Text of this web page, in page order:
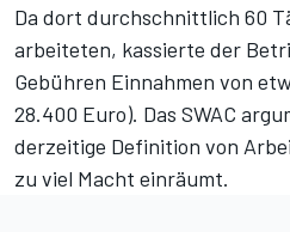
Da dort durchschnittlich 60
arbeiteten, kassierte der
Gebühren Einnahmen von
28.400 Euro). Das SWAC
derzeitige Definition von
zu viel Macht einräumt.